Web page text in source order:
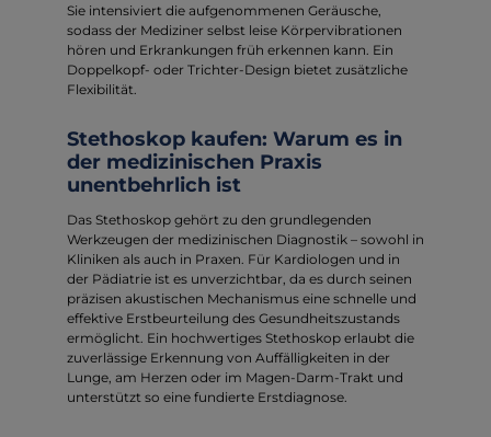
Sie intensiviert die aufgenommenen Geräusche,
sodass der Mediziner selbst leise Körpervibrationen
hören und Erkrankungen früh erkennen kann. Ein
Doppelkopf- oder Trichter-Design bietet zusätzliche
Flexibilität.
Stethoskop kaufen: Warum es in
der medizinischen Praxis
unentbehrlich ist
Das Stethoskop gehört zu den grundlegenden
Werkzeugen der medizinischen Diagnostik – sowohl in
Kliniken als auch in Praxen. Für Kardiologen und in
der Pädiatrie ist es unverzichtbar, da es durch seinen
präzisen akustischen Mechanismus eine schnelle und
effektive Erstbeurteilung des Gesundheitszustands
ermöglicht. Ein hochwertiges Stethoskop erlaubt die
zuverlässige Erkennung von Auffälligkeiten in der
Lunge, am Herzen oder im Magen-Darm-Trakt und
unterstützt so eine fundierte Erstdiagnose.